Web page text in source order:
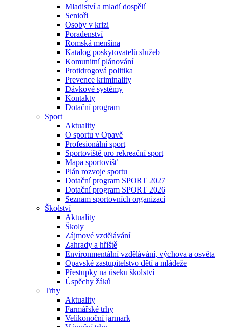
Mladiství a mladí dospělí
Senioři
Osoby v krizi
Poradenství
Romská menšina
Katalog poskytovatelů služeb
Komunitní plánování
Protidrogová politika
Prevence kriminality
Dávkové systémy
Kontakty
Dotační program
Sport
Aktuality
O sportu v Opavě
Profesionální sport
Sportoviště pro rekreační sport
Mapa sportovišť
Plán rozvoje sportu
Dotační program SPORT 2027
Dotační program SPORT 2026
Seznam sportovních organizací
Školství
Aktuality
Školy
Zájmové vzdělávání
Zahrady a hřiště
Environmentální vzdělávání, výchova a osvěta
Opavské zastupitelstvo dětí a mládeže
Přestupky na úseku školství
Úspěchy žáků
Trhy
Aktuality
Farmářské trhy
Velikonoční jarmark